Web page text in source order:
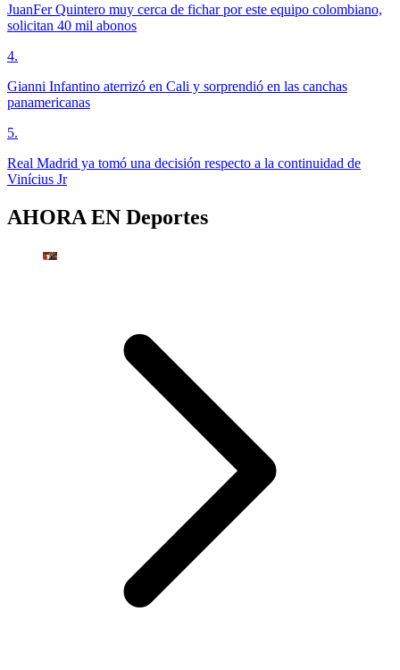
JuanFer Quintero muy cerca de fichar por este equipo colombiano,
solicitan 40 mil abonos
4.
Gianni Infantino aterrizó en Cali y sorprendió en las canchas
panamericanas
5.
Real Madrid ya tomó una decisión respecto a la continuidad de
Vinícius Jr
AHORA EN Deportes